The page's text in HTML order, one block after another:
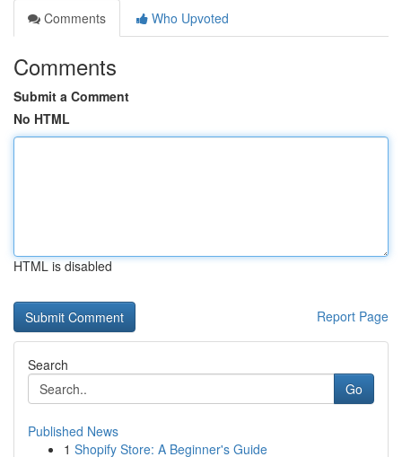
Comments
Who Upvoted
Comments
Submit a Comment
No HTML
HTML is disabled
Report Page
Search
Go
Published News
1 Shopify Store: A Beginner's Guide